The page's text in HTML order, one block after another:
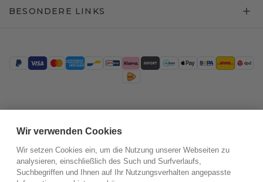
BESONDERE LINKS
Wir verwenden Cookies
Wir setzen Cookies ein, um die Nutzung unserer Webseiten zu
analysieren, einschließlich des Such und Surfverlaufs,
Suchbegriffen und Ihnen auf Ihr Nutzungsverhalten angepasste